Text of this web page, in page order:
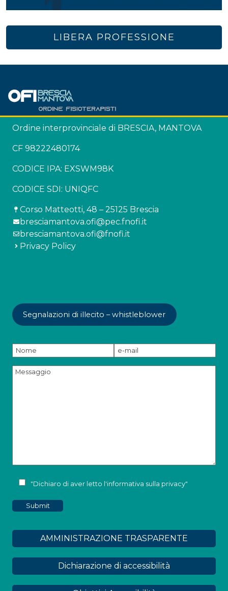
LIBERA PROFESSIONE
Ordine interprovinciale di BRESCIA, MANTOVA
CF 98222480174
CODICE IPA: EXSWM98K
CODICE SDI: UNIQFC
Corso Matteotti, 48 – 25125 Brescia
bresciamantova.ofi@pec.fnofi.it
bresciamantova.ofi@fnofi.it
Privacy Policy
Segnalazioni di illecito – whistleblower
"Dichiaro di aver letto l'informativa sulla privacy"
AMMINISTRAZIONE TRASPARENTE
Dichiarazione di accessibilità